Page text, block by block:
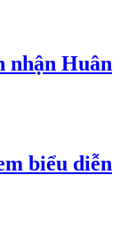
nhận Huân
biểu diễn